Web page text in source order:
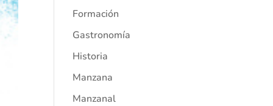
Formación
Gastronomía
Historia
Manzana
Manzanal